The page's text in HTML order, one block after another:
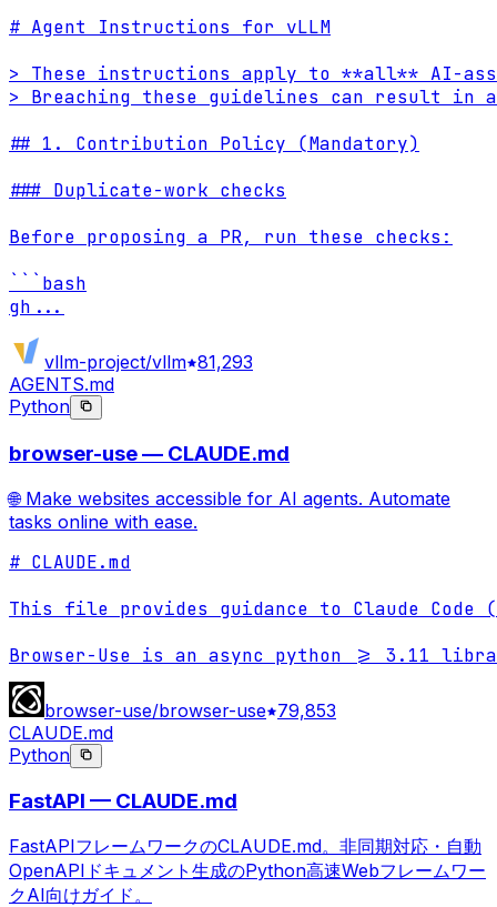
# Agent Instructions for vLLM
> These instructions apply to **all** AI-
> Breaching these guidelines can result in
## 1. Contribution Policy (Mandatory)
### Duplicate-work checks
Before proposing a PR, run these checks:
```bash
gh ...
vllm-project/vllm 81,293
AGENTS.md
Python
browser-use — CLAUDE.md
🌐 Make websites accessible for AI agents. Automate
tasks online with ease.
# CLAUDE.md
This file provides guidance to Claude
Browser-Use is an async python >= 3.11
browser-use/browser-use 79,853
CLAUDE.md
Python
FastAPI — CLAUDE.md
FastAPIフレームワークのCLAUDE.md。非同期対応・自動
OpenAPIドキュメント生成のPython高速Webフレームワー
クAI向けガイド。